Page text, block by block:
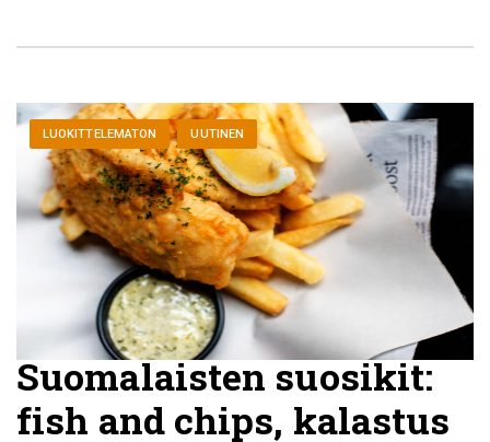
LUOKITTELEMATON UUTINEN
Suomalaisten suosikit:
fish and chips, kalastus